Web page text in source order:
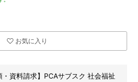
お気に入り
・資料請求】PCAサブスク 社会福祉